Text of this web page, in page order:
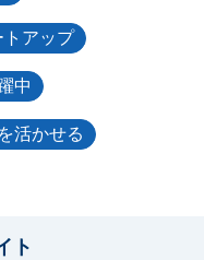
トアップ
中
活かせる
ト